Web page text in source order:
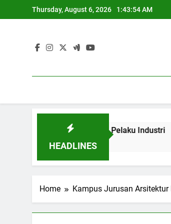
to
Thursday, August 6, 2026 1:43:54 AM
HEADLINES
Pendidikan dan Pelaku Industri
3
Home Kampus Jurusan Arsitektur